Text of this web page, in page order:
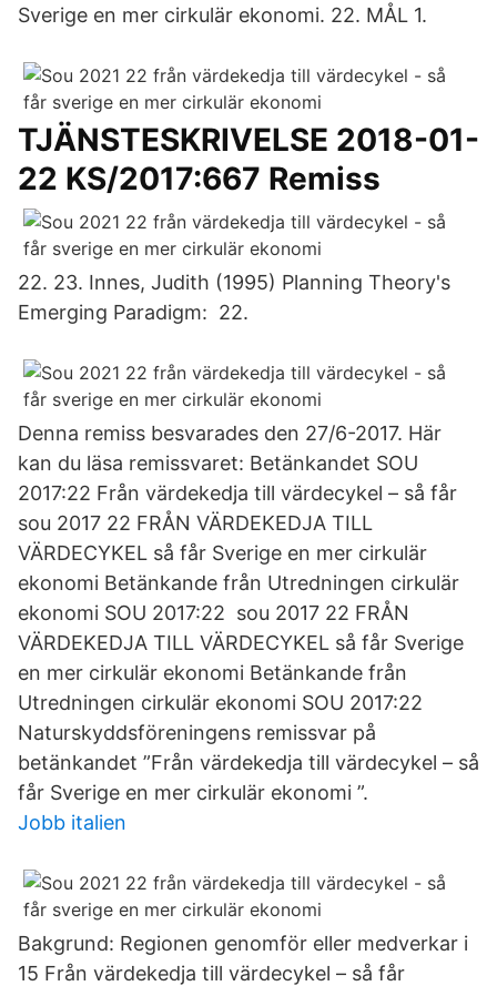
Sverige en mer cirkulär ekonomi. 22. MÅL 1.
TJÄNSTESKRIVELSE 2018-01-
22 KS/2017:667 Remiss
22. 23. Innes, Judith (1995) Planning Theory's
Emerging Paradigm: 22.
Denna remiss besvarades den 27/6-2017. Här
kan du läsa remissvaret: Betänkandet SOU
2017:22 Från värdekedja till värdecykel – så får
sou 2017 22 FRÅN VÄRDEKEDJA TILL
VÄRDECYKEL så får Sverige en mer cirkulär
ekonomi Betänkande från Utredningen cirkulär
ekonomi SOU 2017:22 sou 2017 22 FRÅN
VÄRDEKEDJA TILL VÄRDECYKEL så får Sverige
en mer cirkulär ekonomi Betänkande från
Utredningen cirkulär ekonomi SOU 2017:22
Naturskyddsföreningens remissvar på
betänkandet ”Från värdekedja till värdecykel – så
får Sverige en mer cirkulär ekonomi ”.
Jobb italien
Bakgrund: Regionen genomför eller medverkar i
15 Från värdekedja till värdecykel – så får